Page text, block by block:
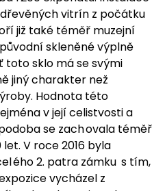
vitrín z počátku
již také téměř muzejní
skleněné výplně
sklo má se svými
jiný charakter než
Hodnota této
v její celistvosti a
se zachovala téměř
V roce 2016 byla
ého 2. patra zámku s tím,
vycházel z